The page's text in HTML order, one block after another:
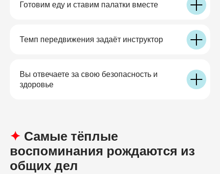
Готовим еду и ставим палатки вместе
Темп передвижения задаёт инструктор
Вы отвечаете за свою безопасность и
здоровье
✦ Самые тёплые
воспоминания рождаются из
общих дел